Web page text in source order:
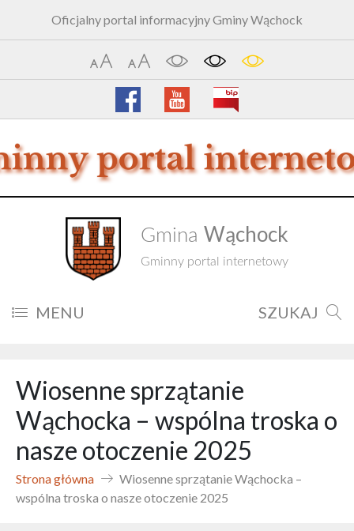
Oficjalny portal informacyjny Gminy Wąchock
Gmina Wąchock
Gminny portal internetowy
MENU SZUKAJ
Wiosenne sprzątanie
Wąchocka – wspólna troska o
nasze otoczenie 2025
Strona główna
Wiosenne sprzątanie Wąchocka –
wspólna troska o nasze otoczenie 2025